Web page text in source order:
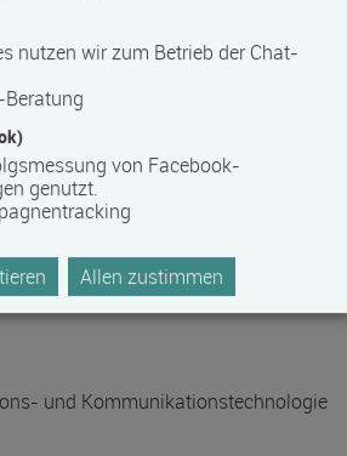
Bildungsanbieter direkt, um
zu erhalten
Nebenkosten!
und Kommunikationstechnologie
nutzen wir zum Betrieb der Chat-
von Facebook-
genutzt.
Allen zustimmen